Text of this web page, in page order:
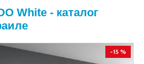
White - каталог
-15 %